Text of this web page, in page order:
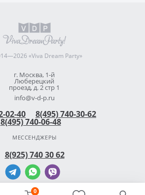
0
«Viva Dream Party»
г. Москва, 1-й
Люберецкий
проезд, д. 2 стр 1
info@v-d-p.ru
02-40 8(495) 740-30-62
8(495) 740-06-48
МЕССЕНДЖЕРЫ
8(925) 740 30 62